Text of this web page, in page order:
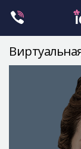
Ортогнатическая